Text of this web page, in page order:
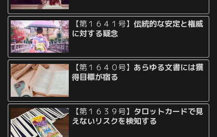
【第１６４１号】伝統的な安定と権威
に対する疑念
【第１６４０号】 あらゆる文書には獲
得目標が宿る
【第１６３９号】 タロットカードで見
えないリスクを検知する